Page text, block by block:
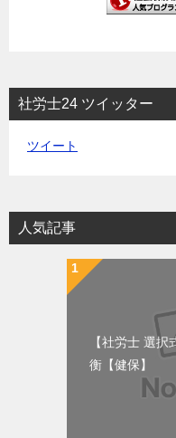
社労士24 ツイッター
ツイート
人気記事
【社労士 選
衡【健保】